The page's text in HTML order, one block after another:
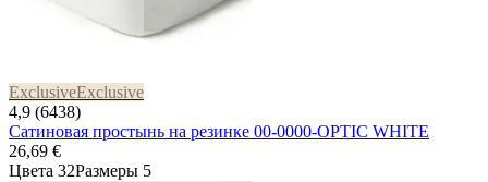
ExclusiveExclusive
4,9 (6438)
Сатиновая простынь на резинке 00-0000-OPTIC WHITE
26,69 €
Цвета 32Размеры 5